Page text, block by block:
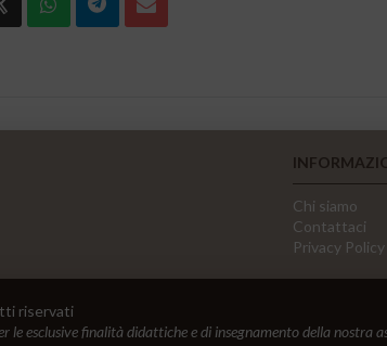
Chi siamo
Contattaci
Privacy Policy
riservati
esclusive finalità didattiche e di insegnamento della nostra